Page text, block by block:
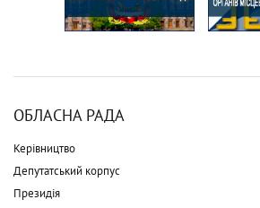
ОБЛАСНА РАДА
Керівництво
Депутатський корпус
Президія